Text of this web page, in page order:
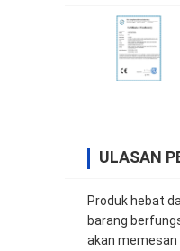
ULASAN
Produk hebat
barang
akan memesan